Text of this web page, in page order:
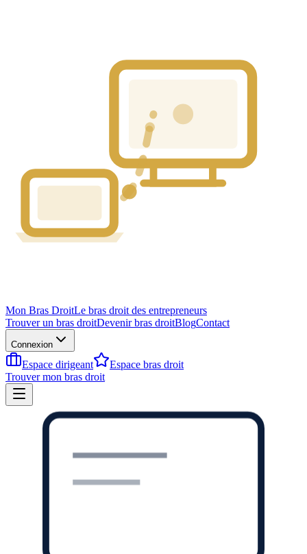
Mon Bras DroitLe bras droit des entrepreneurs
Trouver un bras droitDevenir bras droitBlogContact
Connexion
Espace dirigeant
Espace bras droit
Trouver mon bras droit